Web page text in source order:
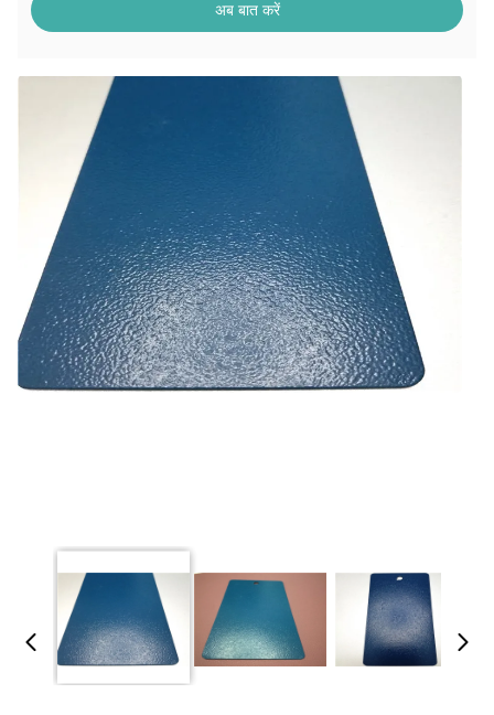
अब बात करें